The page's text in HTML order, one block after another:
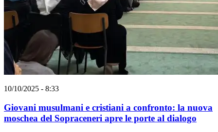
10/10/2025 - 8:33
Giovani musulmani e cristiani a confronto: la nuova
moschea del Sopraceneri apre le porte al dialogo